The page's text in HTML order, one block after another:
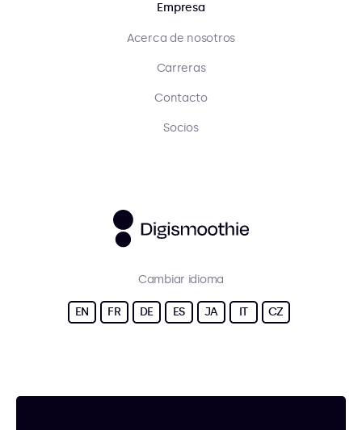
Empresa
Acerca de nosotros
Carreras
Contacto
Socios
Cambiar idioma
EN FR DE ES JA IT CZ